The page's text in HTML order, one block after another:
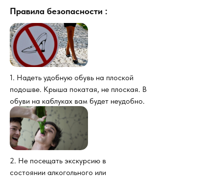
Правила безопасности :
1. Надеть удобную обувь на плоской
подошве. Крыша покатая, не плоская. В
обуви на каблуках вам будет неудобно.
2. Не посещать экскурсию в
состоянии алкогольного или